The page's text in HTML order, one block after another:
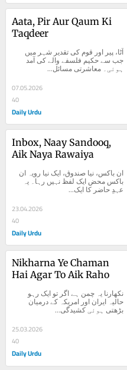
Aata, Pir Aur Qaum Ki
Taqdeer
جب سے حکیم فلسفے والے کی آمد
ہوئی۔ معاشرتی مسائل...
07.05.2026
40
Daily Urdu
Inbox, Naay Sandooq,
Aik Naya Rawaiya
باکس محض ایک لفظ نہیں رہا۔ یہ
عہدِ حاضر کا ایک...
23.04.2026
40
Daily Urdu
Nikharna Ye Chaman
Hai Agar To Aik Raho
حالیہ ایران اور امریکہ کے درمیان
بڑھتی ہوئی کشیدگی...
25.03.2026
40
Daily Urdu